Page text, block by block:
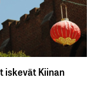
iskevät Kiinan